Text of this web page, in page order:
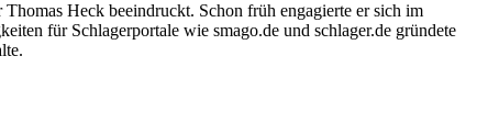
Heck beeindruckt. Schon früh engagierte er sich im
für Schlagerportale wie smago.de und schlager.de gründete